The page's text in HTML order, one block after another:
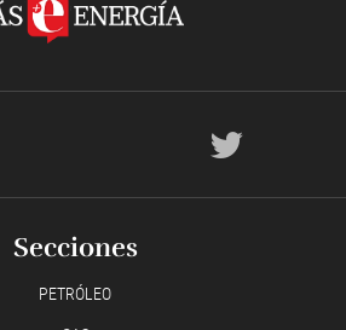
Secciones
PETRÓLEO